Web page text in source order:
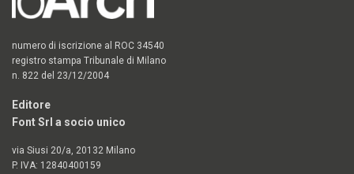
numero di iscrizione al ROC 34540
registro stampa Tribunale di Milano
n. 822 del 23/12/2004
Editore
Font Srl a socio unico
via Siusi 20/a, 20132 Milano
P. IVA: 12840400159